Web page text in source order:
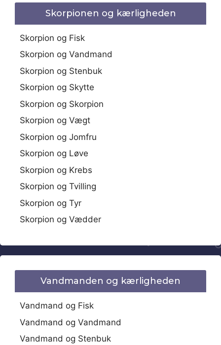
Skorpionen og kærligheden
Skorpion og Fisk
Skorpion og Vandmand
Skorpion og Stenbuk
Skorpion og Skytte
Skorpion og Skorpion
Skorpion og Vægt
Skorpion og Jomfru
Skorpion og Løve
Skorpion og Krebs
Skorpion og Tvilling
Skorpion og Tyr
Skorpion og Vædder
Vandmanden og kærligheden
Vandmand og Fisk
Vandmand og Vandmand
Vandmand og Stenbuk